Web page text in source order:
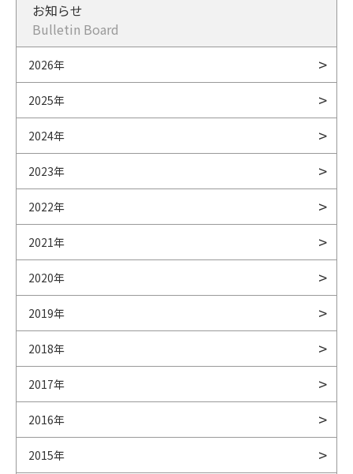
お知らせ
Bulletin Board
2026年
2025年
2024年
2023年
2022年
2021年
2020年
2019年
2018年
2017年
2016年
2015年